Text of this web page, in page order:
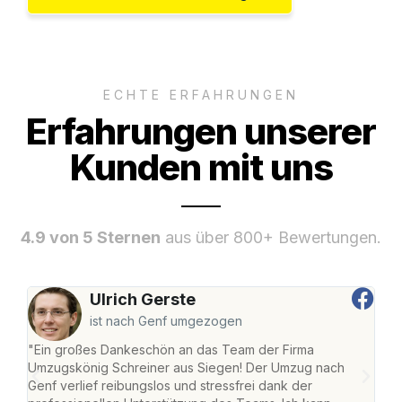
ECHTE ERFAHRUNGEN
Erfahrungen unserer
Kunden mit uns
4.9 von 5 Sternen aus über 800+ Bewertungen.
Ulrich Gerste
ist nach Genf umgezogen
"Ein großes Dankeschön an das Team der Firma
Umzugskönig Schreiner aus Siegen! Der Umzug nach
Genf verlief reibungslos und stressfrei dank der